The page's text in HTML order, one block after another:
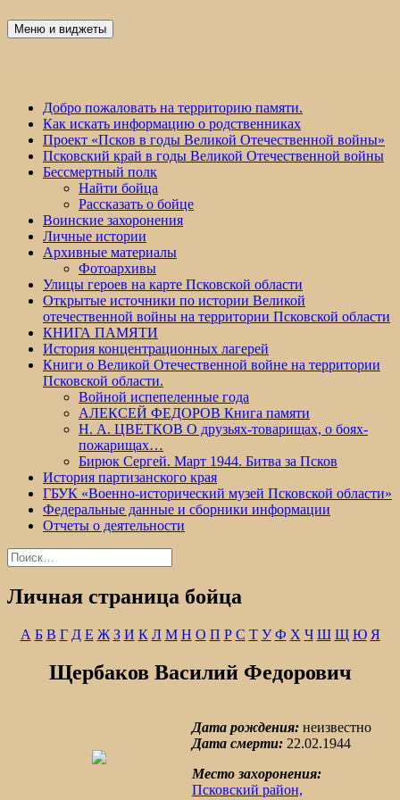
Победа 60
Меню и виджеты
Добро пожаловать на территорию памяти.
Как искать информацию о родственниках
Проект «Псков в годы Великой Отечественной войны»
Псковский край в годы Великой Отечественной войны
Бессмертный полк
Найти бойца
Рассказать о бойце
Воинские захоронения
Личные истории
Архивные материалы
Фотоархивы
Улицы героев на карте Псковской области
Открытые источники по истории Великой
отечественной войны на территории Псковской области
КНИГА ПАМЯТИ
История концентрационных лагерей
Книги о Великой Отечественной войне на территории
Псковской области.
Войной испепеленные года
АЛЕКСЕЙ ФЕДОРОВ Книга памяти
Н. А. ЦВЕТКОВ О друзьях-товарищах, о боях-
пожарищах…
Бирюк Сергей. Март 1944. Битва за Псков
История партизанского края
ГБУК «Военно-исторический музей Псковской области»
Федеральные данные и сборники информации
Отчеты о деятельности
Найти:
Личная страница бойца
А Б В Г Д Е Ж З И К Л М Н О П Р С Т У Ф Х Ч Ш Щ Ю Я
Щербаков Василий Федорович
Дата рождения: неизвестно
Дата смерти: 22.02.1944
Место захоронения:
Псковский район,